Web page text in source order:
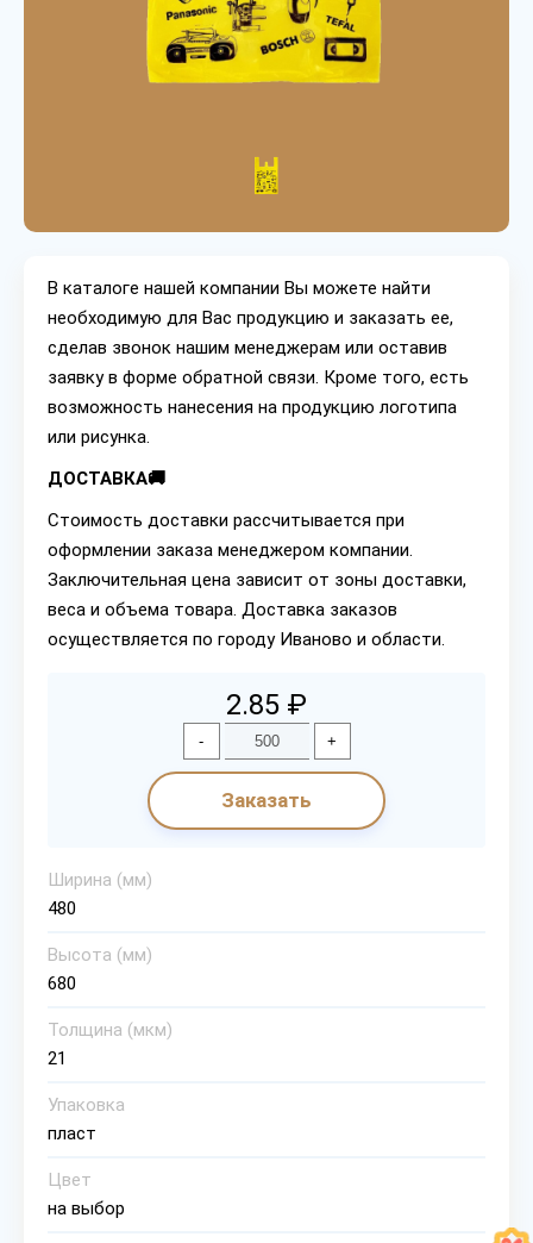
В каталоге нашей компании Вы можете найти
необходимую для Вас продукцию и заказать ее,
сделав звонок нашим менеджерам или оставив
заявку в форме обратной связи. Кроме того, есть
возможность нанесения на продукцию логотипа
или рисунка.
ДОСТАВКА🚚
Стоимость доставки рассчитывается при
оформлении заказа менеджером компании.
Заключительная цена зависит от зоны доставки,
веса и объема товара. Доставка заказов
осуществляется по городу Иваново и области.
2.85 ₽
- +
Заказать
Ширина (мм)
480
Высота (мм)
680
Толщина (мкм)
21
Упаковка
пласт
Цвет
на выбор